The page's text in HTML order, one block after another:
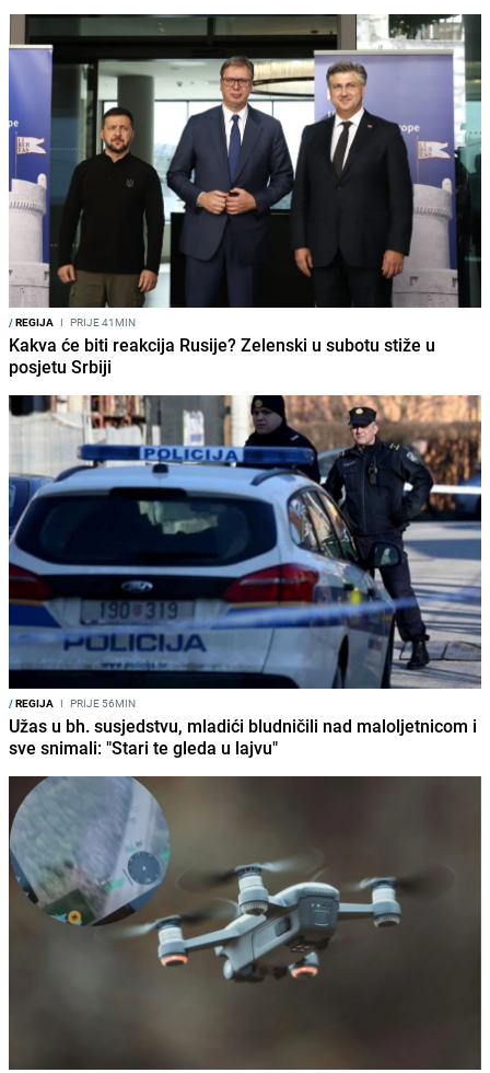
/REGIJA I PRIJE 41MIN
Kakva će biti reakcija Rusije? Zelenski u subotu stiže u
posjetu Srbiji
/REGIJA I PRIJE 56MIN
Užas u bh. susjedstvu, mladići bludničili nad maloljetnicom i
sve snimali: "Stari te gleda u lajvu"